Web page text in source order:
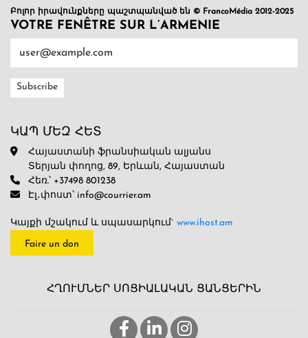
Բոլոր իրավունքները պաշտպանված են © FrancoMédia 2012-2025
VOTRE FENÊTRE SUR L’ARMENIE
ԿԱՊ ՄԵԶ ՀԵՏ
Հայաստանի ֆրանսիական ալյանս
Տերյան փողոց, 89, Երևան, Հայաստան
Հեռ.՝ +37498 801238
Էլ․փոստ՝ info@courrier.am
Կայքի մշակում և սպասարկում` www.ihost.am
Faire un don
ՀՂՈՒՄՆԵՐ ՍՈՑԻԱԼԱԿԱՆ ՑԱՆՑԵՐԻՆ